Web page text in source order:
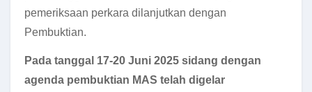
pemeriksaan perkara dilanjutkan dengan
Pembuktian.
Pada tanggal 17-20 Juni 2025 sidang dengan
agenda pembuktian MAS telah digelar